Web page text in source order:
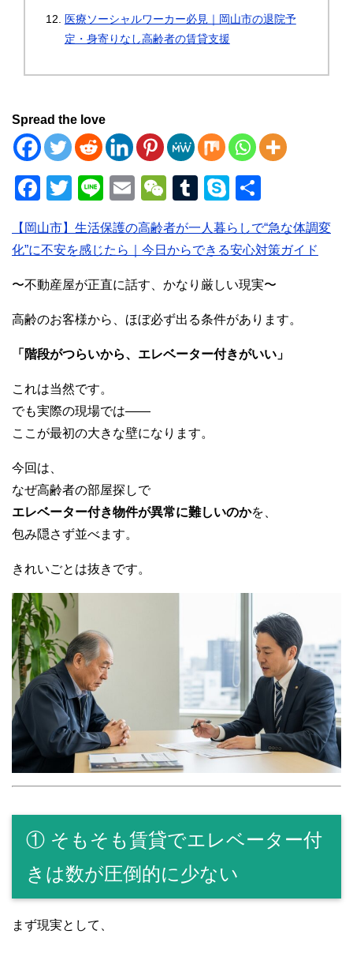
医療ソーシャルワーカー必見｜岡山市の退院予
定・身寄りなし高齢者の賃貸支援
Spread the love
F
a
c
e
b
o
o
k
T
wi
tt
er
Li
e
E
m
ail
W
e
C
h
at
T
m
bl
r
S
p
e
【岡山市】生活保護の高齢者が一人暮らしで“急な体調変
化”に不安を感じたら｜今日からできる安心対策ガイド
〜不動産屋が正直に話す、かなり厳しい現実〜
高齢のお客様から、ほぼ必ず出る条件があります。
「階段がつらいから、エレベーター付きがいい」
これは当然です。
でも実際の現場では――
ここが最初の大きな壁になります。
今回は、
なぜ高齢者の部屋探しで
エレベーター付き物件が異常に難しいのかを、
包み隠さず並べます。
きれいごとは抜きです。
① そもそも賃貸でエレベーター付
きは数が圧倒的に少ない
まず現実として、